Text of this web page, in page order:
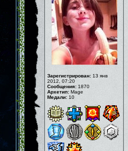
Зарегистрирован: 13 янв
2012, 07:20
Сообщения: 1870
Архетип: Mage
Медали: 10